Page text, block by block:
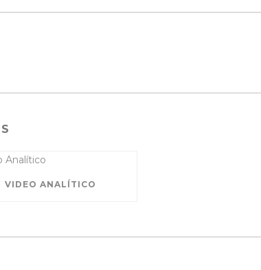
VIDEO ANALÍTICO